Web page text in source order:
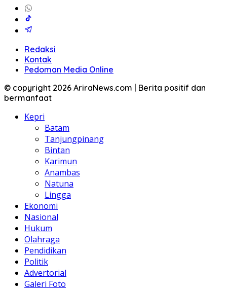
Redaksi
Kontak
Pedoman Media Online
© copyright 2026 AriraNews.com | Berita positif dan
bermanfaat
Kepri
Batam
Tanjungpinang
Bintan
Karimun
Anambas
Natuna
Lingga
Ekonomi
Nasional
Hukum
Olahraga
Pendidikan
Politik
Advertorial
Galeri Foto